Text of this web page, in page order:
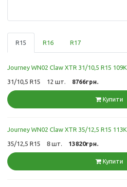
R15 R16 R17
Journey WN02 Claw XTR 31/10,5 R15 109K
31/10,5 R15 12 шт. 8766грн.
Купити
Journey WN02 Claw XTR 35/12,5 R15 113K
35/12,5 R15 8 шт. 13820грн.
Купити